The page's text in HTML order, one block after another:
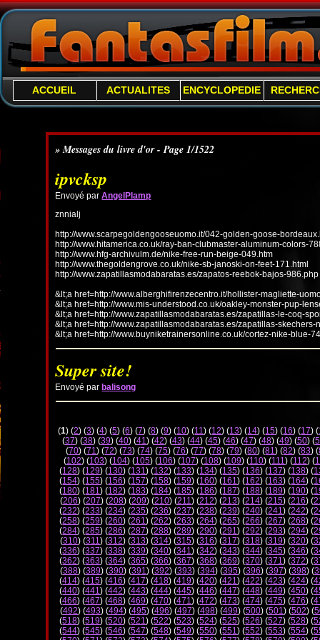
ACCUEIL ACTUALITES ENCYCLOPEDIE
» Messages du livre d'or - Page 1/1522
ipvcksp
Envoyé parAngelPlamp
znnialj
http://www.scarpegoldengooseuomo.it/042-golden-goose-
http://www.hitamerica.co.uk/ray-ban-clubmaster-aluminum-colors-
http://www.hfg-archivulm.de/nike-free-run-beige-049.htm
http://www.thegoldengrove.co.uk/nike-sb-janoski-on-feet-171.html
http://www.zapatillasmodabaratas.es/zapatos-reebok-bajos-986.php
&lt;a href=http://www.alberghifirenzecentro.it/hollister-magliette-
&lt;a href=http://www.mis-understood.co.uk/oakley-monster-pup-
&lt;a href=http://www.zapatillasmodabaratas.es/zapatillas-le-coq-
&lt;a href=http://www.zapatillasmodabaratas.es/zapatillas-
&lt;a href=http://www.buyniketrainersonline.co.uk/cortez-nike-blue-
Super site!
Envoyé par balisong
(1) (2) (3) (4) (5) (6) (7) (8) (9) (10) (11) (12) (13) (14) (15) (16) (17) (
(37) (38) (39) (40) (41) (42) (43) (44) (45) (46) (47) (48) (49) (50) (
(70) (71) (72) (73) (74) (75) (76) (77) (78) (79) (80) (81) (82) (83) (
(102) (103) (104) (105) (106) (107) (108) (109) (110) (111) (112) (
(128) (129) (130) (131) (132) (133) (134) (135) (136) (137) (138) (
(154) (155) (156) (157) (158) (159) (160) (161) (162) (163) (164) (
(180) (181) (182) (183) (184) (185) (186) (187) (188) (189) (190) (
(206) (207) (208) (209) (210) (211) (212) (213) (214) (215) (216) (
(232) (233) (234) (235) (236) (237) (238) (239) (240) (241) (242) (
(258) (259) (260) (261) (262) (263) (264) (265) (266) (267) (268) (
(284) (285) (286) (287) (288) (289) (290) (291) (292) (293) (294) (
(310) (311) (312) (313) (314) (315) (316) (317) (318) (319) (320) (
(336) (337) (338) (339) (340) (341) (342) (343) (344) (345) (346) (
(362) (363) (364) (365) (366) (367) (368) (369) (370) (371) (372) (
(388) (389) (390) (391) (392) (393) (394) (395) (396) (397) (398) (
(414) (415) (416) (417) (418) (419) (420) (421) (422) (423) (424) (
(440) (441) (442) (443) (444) (445) (446) (447) (448) (449) (450) (
(466) (467) (468) (469) (470) (471) (472) (473) (474) (475) (476) (
(492) (493) (494) (495) (496) (497) (498) (499) (500) (501) (502) (
(518) (519) (520) (521) (522) (523) (524) (525) (526) (527) (528) (
(544) (545) (546) (547) (548) (549) (550) (551) (552) (553) (554) (